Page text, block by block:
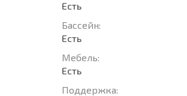
Есть
Басcейн:
Есть
Мебель:
Есть
Поддержка: